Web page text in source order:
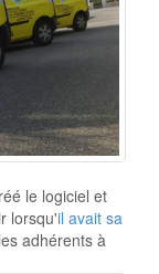
le logiciel et
lorsqu'il avait sa
adhérents à